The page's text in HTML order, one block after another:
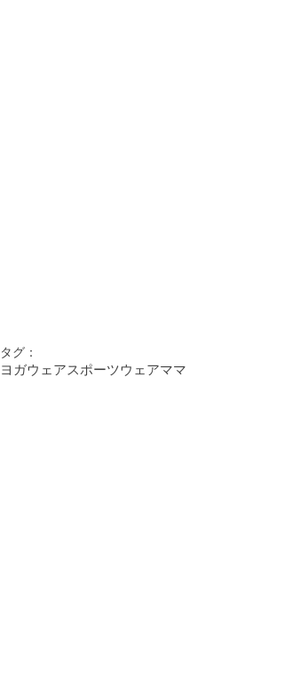
タグ：
ヨガウェアスポーツウェアママ